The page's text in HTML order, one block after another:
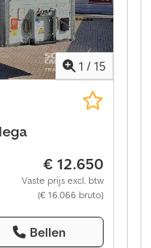
1 / 15
€ 12.650
Vaste prijs excl. btw
(€ 16.066 bruto)
Bellen